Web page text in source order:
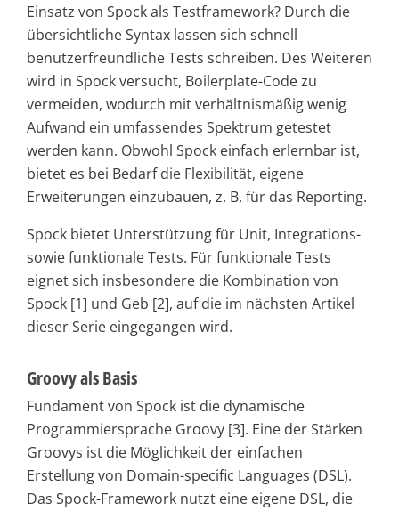
Einsatz von Spock als Testframework? Durch die
übersichtliche Syntax lassen sich schnell
benutzerfreundliche Tests schreiben. Des Weiteren
wird in Spock versucht, Boilerplate-Code zu
vermeiden, wodurch mit verhältnismäßig wenig
Aufwand ein umfassendes Spektrum getestet
werden kann. Obwohl Spock einfach erlernbar ist,
bietet es bei Bedarf die Flexibilität, eigene
Erweiterungen einzubauen, z. B. für das Reporting.
Spock bietet Unterstützung für Unit, Integrations-
sowie funktionale Tests. Für funktionale Tests
eignet sich insbesondere die Kombination von
Spock [1] und Geb [2], auf die im nächsten Artikel
dieser Serie eingegangen wird.
Groovy als Basis
Fundament von Spock ist die dynamische
Programmiersprache Groovy [3]. Eine der Stärken
Groovys ist die Möglichkeit der einfachen
Erstellung von Domain-specific Languages (DSL).
Das Spock-Framework nutzt eine eigene DSL, die